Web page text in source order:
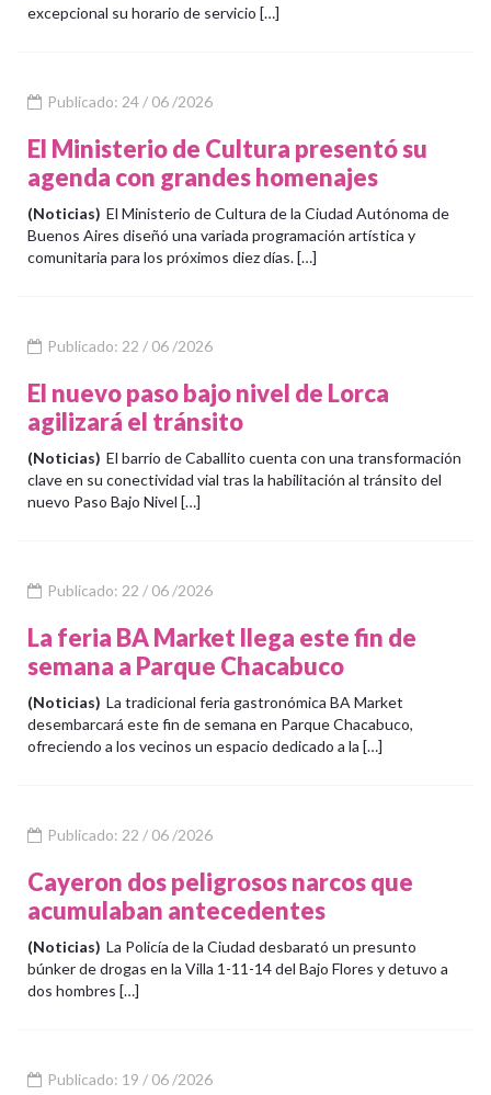
excepcional su horario de servicio […]
Publicado: 24 / 06 /2026
El Ministerio de Cultura presentó su
agenda con grandes homenajes
(Noticias) El Ministerio de Cultura de la Ciudad Autónoma de
Buenos Aires diseñó una variada programación artística y
comunitaria para los próximos diez días. […]
Publicado: 22 / 06 /2026
El nuevo paso bajo nivel de Lorca
agilizará el tránsito
(Noticias) El barrio de Caballito cuenta con una transformación
clave en su conectividad vial tras la habilitación al tránsito del
nuevo Paso Bajo Nivel […]
Publicado: 22 / 06 /2026
La feria BA Market llega este fin de
semana a Parque Chacabuco
(Noticias) La tradicional feria gastronómica BA Market
desembarcará este fin de semana en Parque Chacabuco,
ofreciendo a los vecinos un espacio dedicado a la […]
Publicado: 22 / 06 /2026
Cayeron dos peligrosos narcos que
acumulaban antecedentes
(Noticias) La Policía de la Ciudad desbarató un presunto
búnker de drogas en la Villa 1-11-14 del Bajo Flores y detuvo a
dos hombres […]
Publicado: 19 / 06 /2026